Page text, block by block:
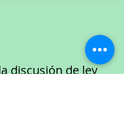
discusión de ley